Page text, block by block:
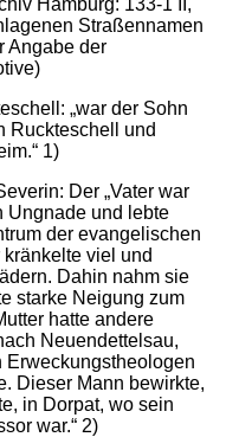
Straßennamen
Angabe der
„war der Sohn
Ruckteschell und
1)
Der „Vater war
Ungnade und lebte
der evangelischen
viel und
Dahin nahm sie
starke Neigung zum
hatte andere
Neuendettelsau,
Erweckungstheologen
Dieser Mann bewirkte,
in Dorpat, wo sein
war.“ 2)